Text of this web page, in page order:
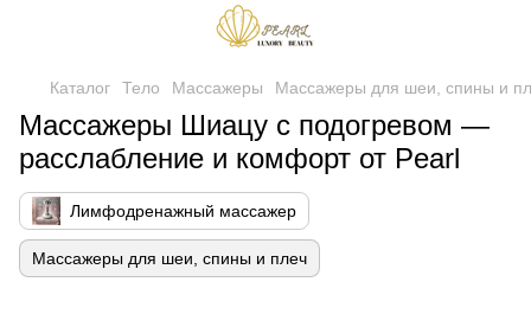
Каталог Тело Массажеры Массажеры для шеи, спины и
Массажеры Шиацу с подогревом —
расслабление и комфорт от Pearl
Лимфодренажный массажер
Массажеры для шеи, спины и плеч